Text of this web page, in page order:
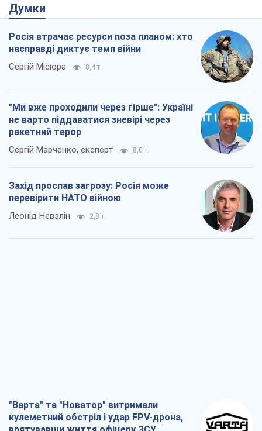
Думки
Росія втрачає ресурси поза планом: хто
насправді диктує темп війни
Сергій Місюра 8,4 т.
"Ми вже проходили через гірше": Україні
не варто піддаватися зневірі через
ракетний терор
Сергій Марченко, експерт 8,0 т.
Захід проспав загрозу: Росія може
перевірити НАТО війною
Леонід Невзлін 2,8 т.
"Варта" та "Новатор" витримали
кулеметний обстріл і удар FPV-дрона,